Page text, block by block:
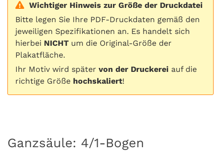
Wichtiger Hinweis zur Größe der Druckdatei
Bitte legen Sie Ihre PDF-Druckdaten gemäß den
jeweiligen Spezifikationen an. Es handelt sich
hierbei NICHT um die Original-Größe der
Plakatfläche.
Ihr Motiv wird später von der Druckerei auf die
richtige Größe hochskaliert!
Ganzsäule: 4/1-Bogen